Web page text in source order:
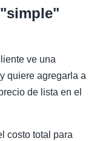
ve una
quiere agregarla a
de lista en el
costo total para